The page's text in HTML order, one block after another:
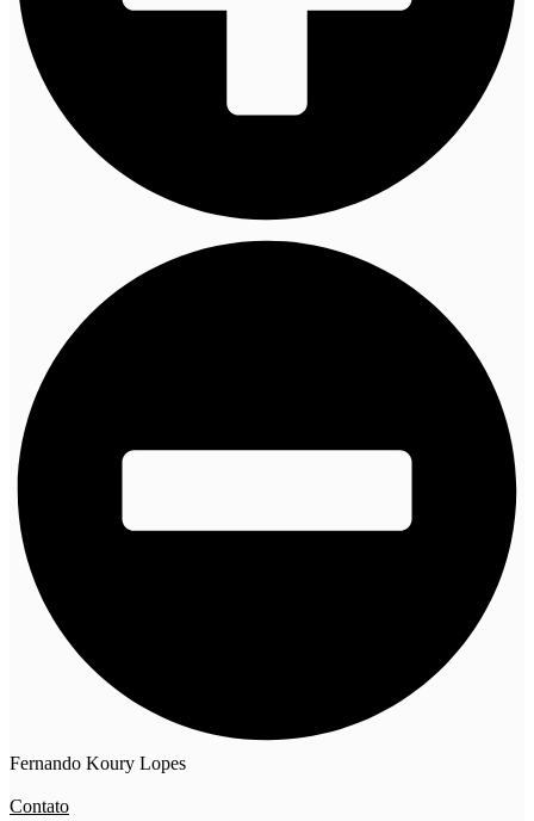
Fernando Koury Lopes
Contato